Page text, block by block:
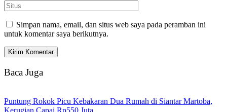
Simpan nama, email, dan situs web saya pada peramban ini
untuk komentar saya berikutnya.
Baca Juga
Puntung Rokok Picu Kebakaran Dua Rumah di Siantar Martoba,
Kerugian Capai Rp550 Juta